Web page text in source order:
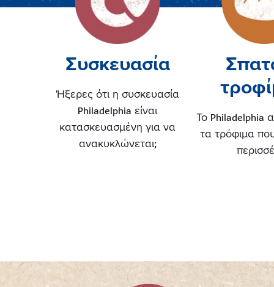
Συσκευασία
Ήξερες ότι η συσκευασία
Philadelphia είναι
κατασκευασμένη για να
ανακυκλώνεται;
Το Philadelphia
τα τρόφιμα